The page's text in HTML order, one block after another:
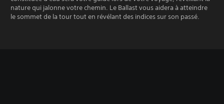
nature qui jalonne votre chemin. Le Ballast vous aidera à atteindre
le sommet de la tour tout en révélant des indices sur son passé.